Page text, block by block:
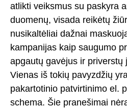
atlikti veiksmus su paskyra
duomenų, visada reikėtų
nusikaltėliai dažnai
kampanijas kaip saugumo
apgautų gavėjus ir priverstų
Vienas iš tokių pavyzdžių
pakartotinio patvirtinimo el.
schema. Šie pranešimai